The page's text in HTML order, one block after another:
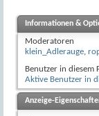
Informationen &
Moderatoren
klein_Adlerauge,
Benutzer in diesem
Aktive Benutzer in
Anzeige-